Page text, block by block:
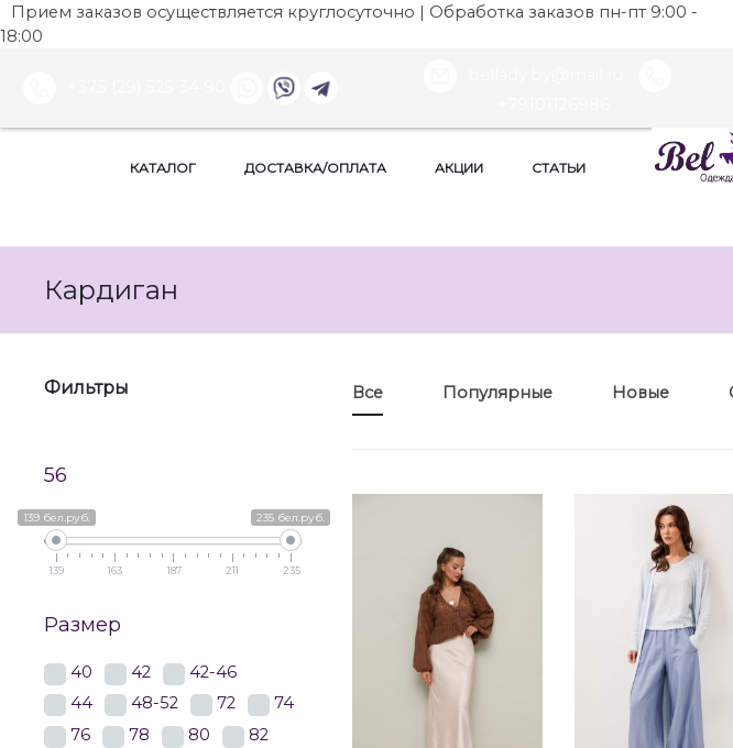
Прием заказов осуществляется круглосуточно | Обработка заказов пн-пт 9:00 -
18:00
КАТАЛОГ ДОСТАВКА/ОПЛАТА АКЦИИ СТАТЬИ
Кардиган
Все Популярные Новые
Фильтры
56
139 бел.руб. 235 бел.руб.
139 163 187 211 235
Размер
40 42
42-46
44
48-52 72
74
76
78 80
82